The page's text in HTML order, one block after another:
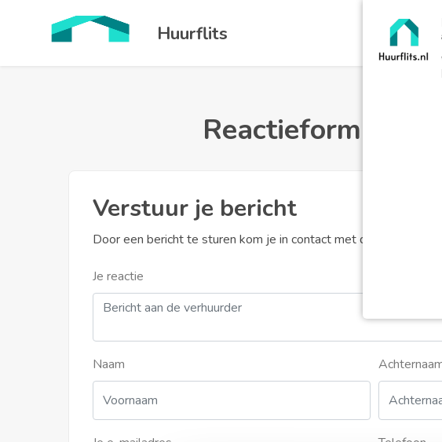
Huurflits Home
Reactieformulier
Verstuur je bericht
Door een bericht te sturen kom je in contact met de aanbieder of
Je reactie
Naam